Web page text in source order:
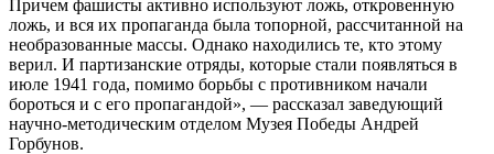
Причем фашисты активно используют ложь, откровенную
ложь, и вся их пропаганда была топорной, рассчитанной на
необразованные массы. Однако находились те, кто этому
верил. И партизанские отряды, которые стали появляться в
июле 1941 года, помимо борьбы с противником начали
бороться и с его пропагандой», — рассказал заведующий
научно-методическим отделом Музея Победы Андрей
Горбунов.